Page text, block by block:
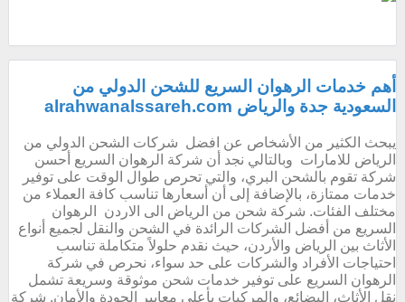
أهم خدمات الرهوان السريع للشحن الدولي من
السعودية جدة والرياض alrahwanalssareh.com
يبحث الكثير من الأشخاص عن افضل شركات الشحن الدولي من
الرياض للامارات وبالتالي نجد أن شركة الرهوان السريع أحسن
شركة تقوم بالشحن البري، والتي تحرص طوال الوقت على توفير
خدمات ممتازة، بالإضافة إلى أن أسعارها تناسب كافة العملاء من
مختلف الفئات. شركة شحن من الرياض الى الاردن الرهوان
السريع من أفضل الشركات الرائدة في الشحن والنقل لجميع أنواع
الأثاث بين الرياض والأردن، حيث نقدم حلولاً متكاملة تناسب
احتياجات الأفراد والشركات على حد سواء، نحرص في شركة
الرهوان السريع على توفير خدمات شحن موثوقة وسريعة تشمل
نقل الأثاث، البضائع، والمركبات بأعلى معايير الجودة والأمان. شركة